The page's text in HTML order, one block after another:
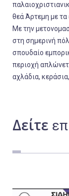
θεά Άρτεμη με τα
Με την
στη σημερινή
σπουδαίο
περιοχή
αχλάδια,
Δείτε